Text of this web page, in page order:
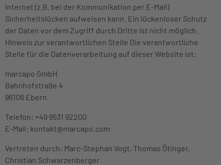
Internet (z.B. bei der Kommunikation per E-Mail)
Sicherheitslücken aufweisen kann. Ein lückenloser Schutz
der Daten vor dem Zugriff durch Dritte ist nicht möglich.
Hinweis zur verantwortlichen Stelle Die verantwortliche
Stelle für die Datenverarbeitung auf dieser Website ist:
marcapo GmbH
Bahnhofstraße 4
96106 Ebern
Telefon: +49 9531 92200
E-Mail: kontakt@marcapo.com
Vertreten durch: Marc-Stephan Vogt, Thomas Ötinger,
Christian Schwarzenberger